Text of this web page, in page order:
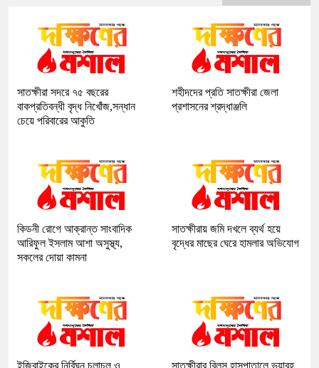
সাতক্ষীরা সদরে ৭৫ বছরের
বাকপ্রতিবন্ধী বৃদ্ধ নিখোঁজ,সন্ধান
চেয়ে পরিবারের আকুতি
শহীদদের প্রতি সাতক্ষীরা জেলা
প্রশাসনের শ্রদ্ধাঞ্জলি
কিডনী রোগে আক্রান্ত সাংবাদিক
আরিফুল ইসলাম আশা অসুস্থ্য,
সকলের দোয়া কামনা
সাতক্ষীরায় জমি দখলে ব্যর্থ হয়ে
বৃদ্ধের মাছের ঘেরে হামলার অভিযোগ